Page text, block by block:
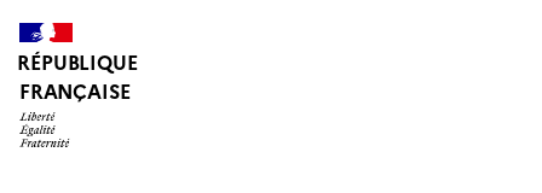
RÉPUBLIQUE
FRANÇAISE